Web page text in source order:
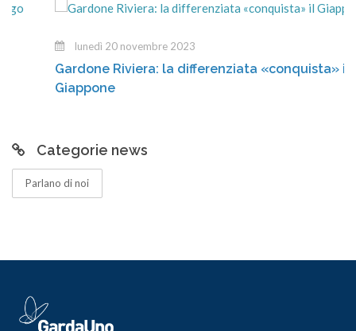
lunedì 20 novembre 2023
Gardone Riviera: la differenziata «conquista» il
Giappone
Categorie news
Parlano di noi